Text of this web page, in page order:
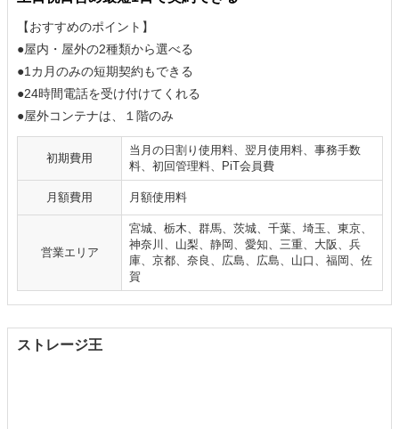
【おすすめのポイント】
●屋内・屋外の2種類から選べる
●1カ月のみの短期契約もできる
●24時間電話を受け付けてくれる
●屋外コンテナは、１階のみ
初期費用
当月の日割り使用料、翌月使用料、事務手数
料、初回管理料、PiT会員費
月額費用 月額使用料
営業エリア
宮城、栃木、群馬、茨城、千葉、埼玉、東京、
神奈川、山梨、静岡、愛知、三重、大阪、兵
庫、京都、奈良、広島、広島、山口、福岡、佐
賀
ストレージ王